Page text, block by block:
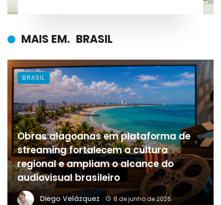
MAIS EM. BRASIL
Obras alagoanas em plataforma de
streaming fortalecem a cultura
regional e ampliam o alcance do
audiovisual brasileiro
Diego Velázquez 8 de junho de 2026
BRASIL